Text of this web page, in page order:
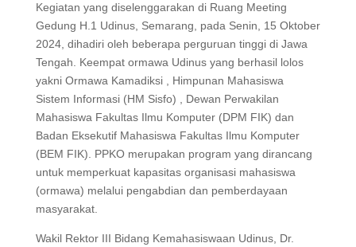
Kegiatan yang diselenggarakan di Ruang Meeting
Gedung H.1 Udinus, Semarang, pada Senin, 15 Oktober
2024, dihadiri oleh beberapa perguruan tinggi di Jawa
Tengah. Keempat ormawa Udinus yang berhasil lolos
yakni Ormawa Kamadiksi , Himpunan Mahasiswa
Sistem Informasi (HM Sisfo) , Dewan Perwakilan
Mahasiswa Fakultas Ilmu Komputer (DPM FIK) dan
Badan Eksekutif Mahasiswa Fakultas Ilmu Komputer
(BEM FIK). PPKO merupakan program yang dirancang
untuk memperkuat kapasitas organisasi mahasiswa
(ormawa) melalui pengabdian dan pemberdayaan
masyarakat.
Wakil Rektor III Bidang Kemahasiswaan Udinus, Dr.